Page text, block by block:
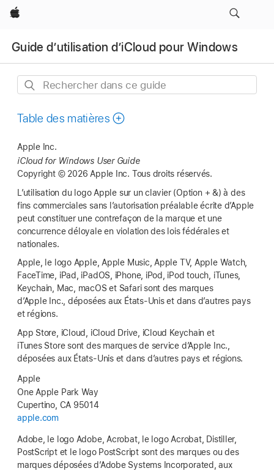
Apple
Guide d’utilisation d’iCloud pour Windows
Rechercher
ce
Table des matières
Apple Inc.
iCloud for Windows User Guide
Copyright © 2026 Apple Inc. Tous droits réservés.
L’utilisation du logo Apple sur un clavier (Option + &) à des
fins commerciales sans l’autorisation préalable écrite d’Apple
peut constituer une contrefaçon de la marque et une
concurrence déloyale en violation des lois fédérales et
nationales.
Apple, le logo Apple, Apple Music, Apple TV, Apple Watch,
FaceTime, iPad, iPadOS, iPhone, iPod, iPod touch, iTunes,
Keychain, Mac, macOS et Safari sont des marques
d’Apple Inc., déposées aux États-Unis et dans d’autres pays
et régions.
App Store, iCloud, iCloud Drive, iCloud Keychain et
iTunes Store sont des marques de service d’Apple Inc.,
déposées aux États-Unis et dans d’autres pays et régions.
Apple
One Apple Park Way
Cupertino, CA 95014
apple.com
Adobe, le logo Adobe, Acrobat, le logo Acrobat, Distiller,
PostScript et le logo PostScript sont des marques ou des
marques déposées d’Adobe Systems Incorporated, aux